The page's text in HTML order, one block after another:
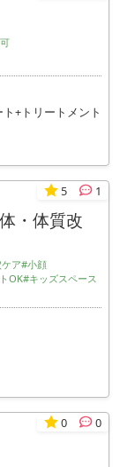
+トリートメント
5 1
・体質改
ア#小顔
OK#キッズスペース
0 0